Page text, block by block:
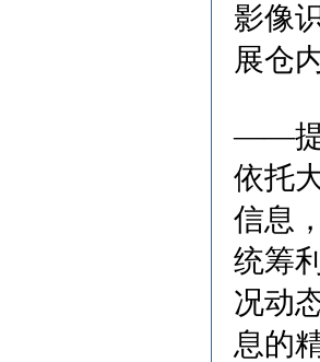
影像
展仓
——提
依托
信息
统筹
况动
息的